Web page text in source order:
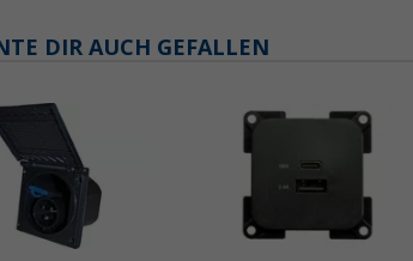
DIR AUCH GEFALLEN